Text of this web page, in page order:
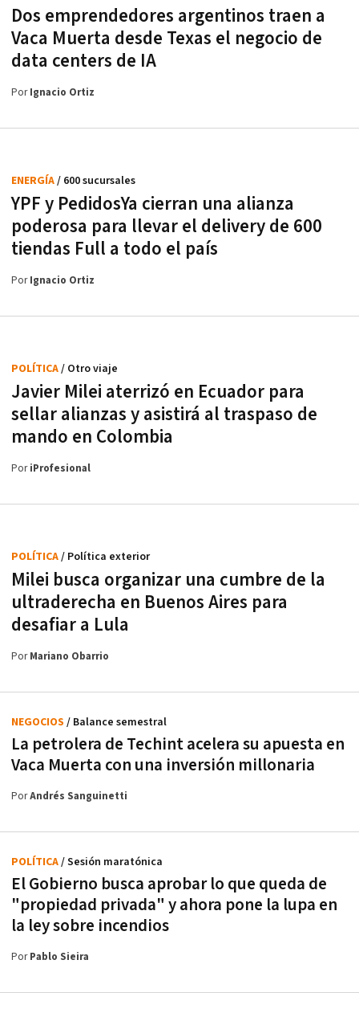
Dos emprendedores argentinos traen a
Vaca Muerta desde Texas el negocio de
data centers de IA
PorIgnacio Ortiz
YPF y PedidosYa cierran una alianza
poderosa para llevar el delivery de 600
tiendas Full a todo el país
ENERGÍA/ 600 sucursales
PorIgnacio Ortiz
Javier Milei aterrizó en Ecuador para
sellar alianzas y asistirá al traspaso de
mando en Colombia
POLÍTICA/ Otro viaje
PoriProfesional
Milei busca organizar una cumbre de la
ultraderecha en Buenos Aires para
desafiar a Lula
POLÍTICA/ Política exterior
PorMariano Obarrio
La petrolera de Techint acelera su apuesta en
Vaca Muerta con una inversión millonaria
NEGOCIOS / Balance semestral
PorAndrés Sanguinetti
El Gobierno busca aprobar lo que queda de
"propiedad privada" y ahora pone la lupa en
la ley sobre incendios
POLÍTICA/ Sesión maratónica
PorPablo Sieira